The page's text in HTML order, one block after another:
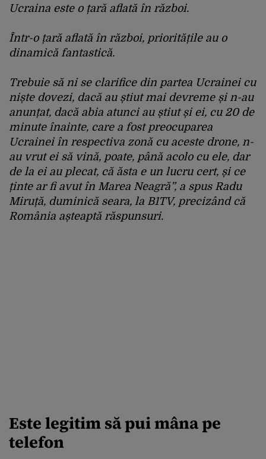
Ucraina este o țară aflată în război.
Într-o țară aflată în război, prioritățile au o
dinamică fantastică.
Trebuie să ni se clarifice din partea Ucrainei cu
niște dovezi, dacă au știut mai devreme și n-au
anunțat, dacă abia atunci au știut și ei, cu 20 de
minute înainte, care a fost preocuparea
Ucrainei în respectiva zonă cu aceste drone, n-
au vrut ei să vină, poate, până acolo cu ele, dar
de la ei au plecat, că ăsta e un lucru cert, și ce
ținte ar fi avut în Marea Neagră”, a spus Radu
Miruță, duminică seara, la B1TV, precizând că
România așteaptă răspunsuri.
Este legitim să pui mâna pe
telefon